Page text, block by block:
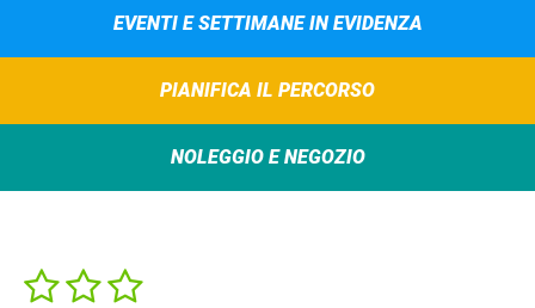
EVENTI E SETTIMANE IN EVIDENZA
PIANIFICA IL PERCORSO
NOLEGGIO E NEGOZIO